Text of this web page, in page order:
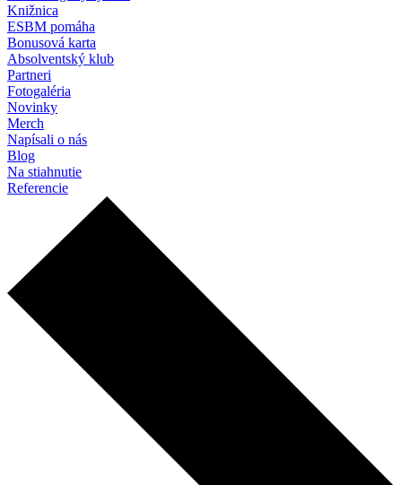
Knižnica
ESBM pomáha
Bonusová karta
Absolventský klub
Partneri
Fotogaléria
Novinky
Merch
Napísali o nás
Blog
Na stiahnutie
Referencie